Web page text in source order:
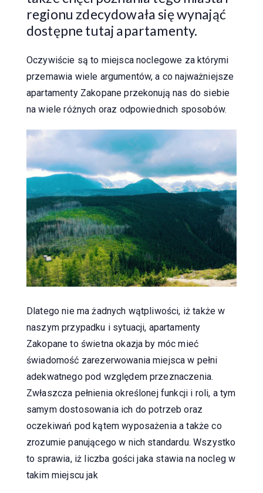
regionu zdecydowała się wynająć
dostępne tutaj apartamenty.
Oczywiście są to miejsca noclegowe za którymi
przemawia wiele argumentów, a co najważniejsze
apartamenty Zakopane przekonują nas do siebie
na wiele różnych oraz odpowiednich sposobów.
Dlatego nie ma żadnych wątpliwości, iż także w
naszym przypadku i sytuacji, apartamenty
Zakopane to świetna okazja by móc mieć
świadomość zarezerwowania miejsca w pełni
adekwatnego pod względem przeznaczenia.
Zwłaszcza pełnienia określonej funkcji i roli, a tym
samym dostosowania ich do potrzeb oraz
oczekiwań pod kątem wyposażenia a także co
zrozumie panującego w nich standardu. Wszystko
to sprawia, iż liczba gości jaka stawia na nocleg w
takim miejscu jak